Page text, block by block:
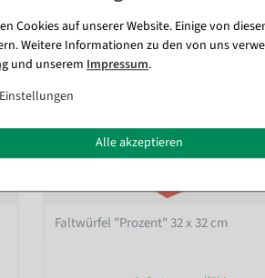
Faltwürfel "Prozent" 32 x 32 cm
Cookies auf unserer Website. Einige von
Weitere Informationen zu den von uns
und unserem Impressum.
Alle akzeptieren